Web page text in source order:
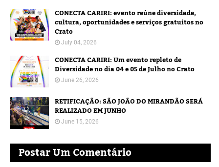
CONECTA CARIRI: evento reúne diversidade,
cultura, oportunidades e serviços gratuitos no
Crato
July 04, 2026
CONECTA CARIRI: Um evento repleto de
Diversidade no dia 04 e 05 de Julho no Crato
June 26, 2026
RETIFICAÇÃO: SÃO JOÃO DO MIRANDÃO SERÁ
REALIZADO EM JUNHO
June 15, 2026
Postar Um Comentário